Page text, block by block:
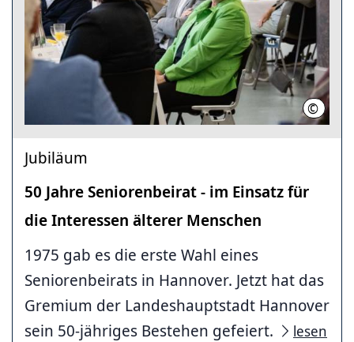
© LHH
Jubiläum
50 Jahre Seniorenbeirat - im Einsatz für
die Interessen älterer Menschen
1975 gab es die erste Wahl eines
Seniorenbeirats in Hannover. Jetzt hat das
Gremium der Landeshauptstadt Hannover
sein 50-jähriges Bestehen gefeiert.
lesen